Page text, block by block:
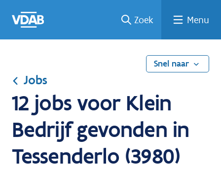
naar
een
een
job
naar
Zoek Menu
Snel naar
Jobs
12 jobs voor Klein
Bedrijf gevonden in
Tessenderlo (3980)